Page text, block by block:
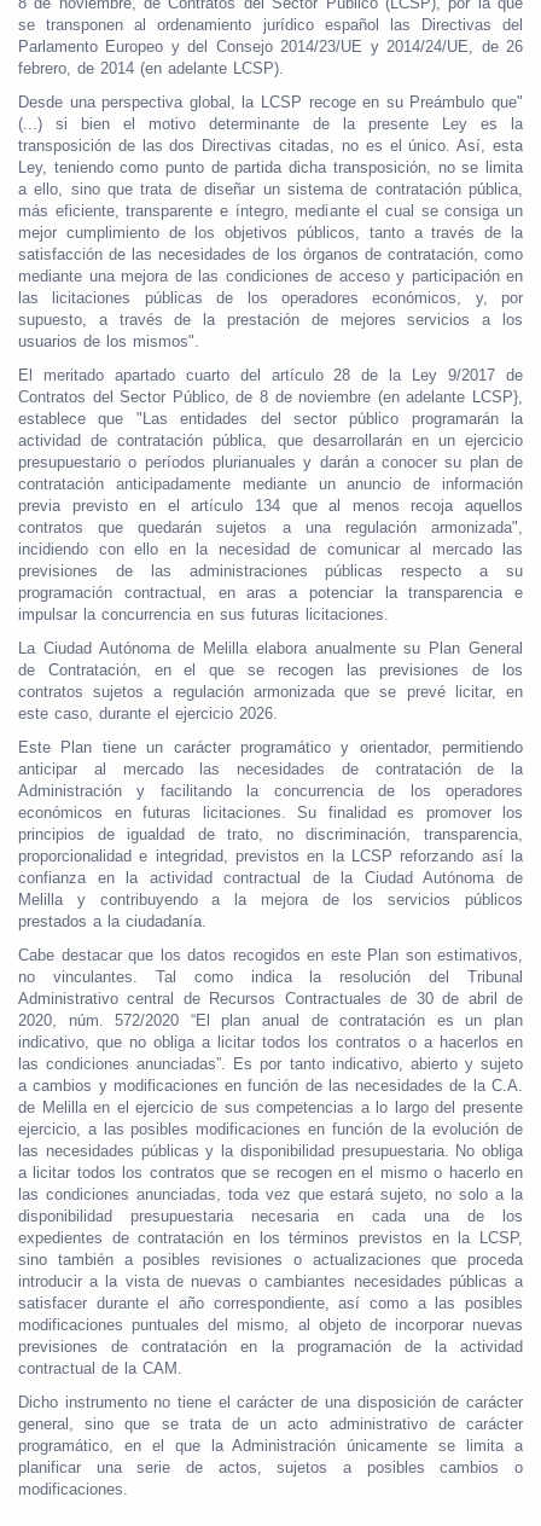
se transponen al ordenamiento jurídico español las Directivas del
Parlamento Europeo y del Consejo 2014/23/UE y 2014/24/UE, de 26
febrero, de 2014 (en adelante LCSP).
Desde una perspectiva global, la LCSP recoge en su Preámbulo que"
(...) si bien el motivo determinante de la presente Ley es la
transposición de las dos Directivas citadas, no es el único. Así, esta
Ley, teniendo como punto de partida dicha transposición, no se limita
a ello, sino que trata de diseñar un sistema de contratación pública,
más eficiente, transparente e íntegro, mediante el cual se consiga un
mejor cumplimiento de los objetivos públicos, tanto a través de la
satisfacción de las necesidades de los órganos de contratación, como
mediante una mejora de las condiciones de acceso y participación en
las licitaciones públicas de los operadores económicos, y, por
supuesto, a través de la prestación de mejores servicios a los
usuarios de los mismos".
El meritado apartado cuarto del artículo 28 de la Ley 9/2017 de
Contratos del Sector Público, de 8 de noviembre (en adelante LCSP},
establece que "Las entidades del sector público programarán la
actividad de contratación pública, que desarrollarán en un ejercicio
presupuestario o períodos plurianuales y darán a conocer su plan de
contratación anticipadamente mediante un anuncio de información
previa previsto en el artículo 134 que al menos recoja aquellos
contratos que quedarán sujetos a una regulación armonizada",
incidiendo con ello en la necesidad de comunicar al mercado las
previsiones de las administraciones públicas respecto a su
programación contractual, en aras a potenciar la transparencia e
impulsar la concurrencia en sus futuras licitaciones.
La Ciudad Autónoma de Melilla elabora anualmente su Plan General
de Contratación, en el que se recogen las previsiones de los
contratos sujetos a regulación armonizada que se prevé licitar, en
este caso, durante el ejercicio 2026.
Este Plan tiene un carácter programático y orientador, permitiendo
anticipar al mercado las necesidades de contratación de la
Administración y facilitando la concurrencia de los operadores
económicos en futuras licitaciones. Su finalidad es promover los
principios de igualdad de trato, no discriminación, transparencia,
proporcionalidad e integridad, previstos en la LCSP reforzando así la
confianza en la actividad contractual de la Ciudad Autónoma de
Melilla y contribuyendo a la mejora de los servicios públicos
prestados a la ciudadanía.
Cabe destacar que los datos recogidos en este Plan son estimativos,
no vinculantes. Tal como indica la resolución del Tribunal
Administrativo central de Recursos Contractuales de 30 de abril de
2020, núm. 572/2020 “El plan anual de contratación es un plan
indicativo, que no obliga a licitar todos los contratos o a hacerlos en
las condiciones anunciadas”. Es por tanto indicativo, abierto y sujeto
a cambios y modificaciones en función de las necesidades de la C.A.
de Melilla en el ejercicio de sus competencias a lo largo del presente
ejercicio, a las posibles modificaciones en función de la evolución de
las necesidades públicas y la disponibilidad presupuestaria. No obliga
a licitar todos los contratos que se recogen en el mismo o hacerlo en
las condiciones anunciadas, toda vez que estará sujeto, no solo a la
disponibilidad presupuestaria necesaria en cada una de los
expedientes de contratación en los términos previstos en la LCSP,
sino también a posibles revisiones o actualizaciones que proceda
introducir a la vista de nuevas o cambiantes necesidades públicas a
satisfacer durante el año correspondiente, así como a las posibles
modificaciones puntuales del mismo, al objeto de incorporar nuevas
previsiones de contratación en la programación de la actividad
contractual de la CAM.
Dicho instrumento no tiene el carácter de una disposición de carácter
general, sino que se trata de un acto administrativo de carácter
programático, en el que la Administración únicamente se limita a
planificar una serie de actos, sujetos a posibles cambios o
modificaciones.